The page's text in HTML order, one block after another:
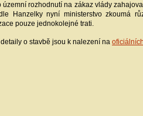
rozhodnutí na zákaz vlády
Hanzelky nyní ministerstvo zkoumá
pouze jednokolejné trati.
o stavbě jsou k nalezení na